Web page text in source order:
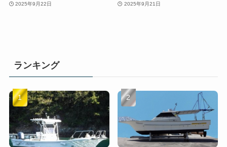
2025年9月22日 2025年9月21日
ランキング